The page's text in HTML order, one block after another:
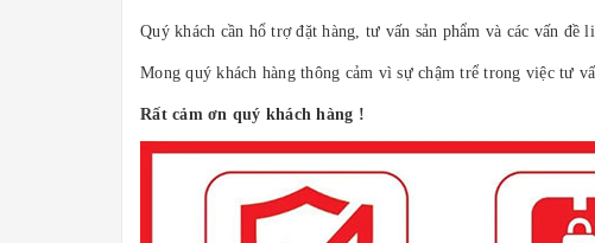
Quý khách cần hổ trợ đặt hàng, tư vấn sản phẩm và các vấn
Mong quý khách hàng thông cảm vì sự chậm trể trong việc tư
Rất cảm ơn quý khách hàng !